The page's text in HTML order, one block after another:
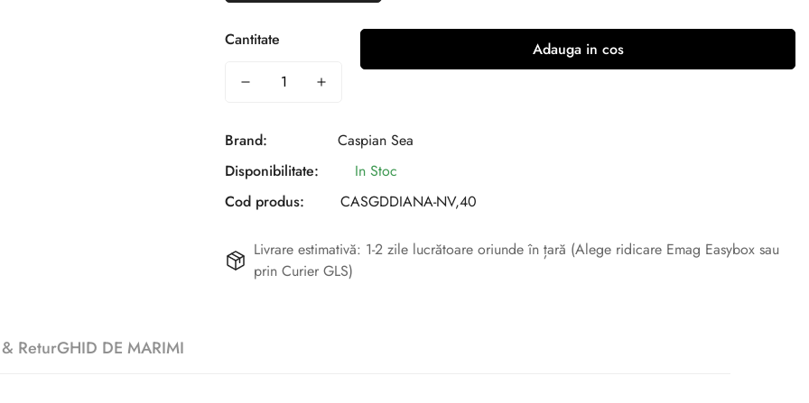
Cantitate Adauga in cos
Brand:
Caspian Sea
Disponibilitate:
In Stoc
Cod produs:
CASGDDIANA-NV,40
Livrare estimativă: 1-2 zile lucrătoare oriunde în țară (Alege ridicare Emag Easybox sau
prin Curier GLS)
ReturGHID DE MARIMI